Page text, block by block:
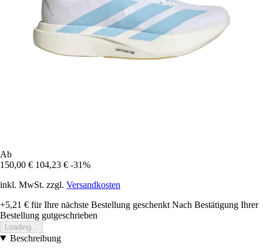
Ab
150,00 € 104,23 € -31%
inkl. MwSt. zzgl. Versandkosten
+5,21 € für Ihre nächste Bestellung geschenkt Nach Bestätigung Ihrer
Bestellung gutgeschrieben
Loading...
Beschreibung